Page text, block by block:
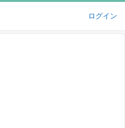
する
ログイン